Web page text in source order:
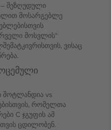
– შეზღუდული
მოსარგებლე
მოსვლის“
ვისაც
შოტლანდია vs
რომელთა
C ჯგუფის ამ
ცდილობენ.